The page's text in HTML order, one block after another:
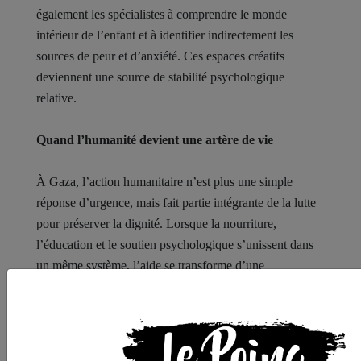
également les spécialistes à comprendre le monde
intérieur de l’enfant et à identifier indirectement les
sources de peur et d’anxiété. Ces espaces créatifs
deviennent une source de stabilité psychologique
relative.
Quand l’humanité devient une artère de vie
À Gaza, l’action humanitaire n’est plus une simple
réponse d’urgence, mais fait partie intégrante de la lutte
pour préserver la dignité. Lorsque la nourriture,
l’éducation et le soutien psychologique s’unissent dans
un même système, l’aide se transforme d’une
n’auraient pas existé sans des partenaires qui ont choisi
de faire partie de ce parcours humanitaire. Chaque repas